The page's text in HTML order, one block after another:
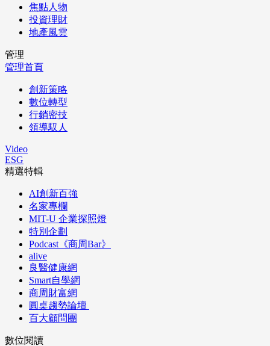
焦點人物
投資理財
地產風雲
管理
管理首頁
創新策略
數位轉型
行銷密技
領導馭人
Video
ESG
精選特輯
AI創新百強
名家專欄
MIT-U 企業探照燈
特別企劃
Podcast《商周Bar》
alive
良醫健康網
Smart自學網
商周財富網
圓桌趨勢論壇
百大顧問團
數位閱讀